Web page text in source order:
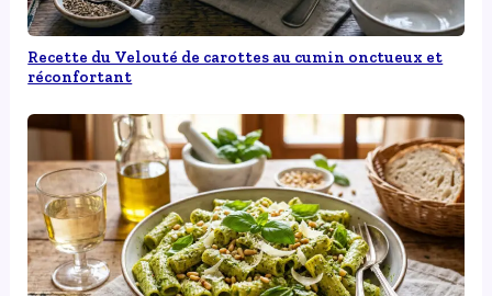
Recette du Velouté de carottes au cumin onctueux et
réconfortant